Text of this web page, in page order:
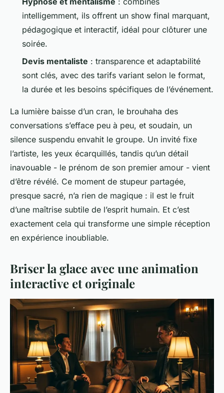
intelligemment, ils offrent un show final marquant,
pédagogique et interactif, idéal pour clôturer une
soirée.
Devis mentaliste : transparence et adaptabilité
sont clés, avec des tarifs variant selon le format,
la durée et les besoins spécifiques de l’événement.
La lumière baisse d’un cran, le brouhaha des
conversations s’efface peu à peu, et soudain, un
silence suspendu envahit le groupe. Un invité fixe
l’artiste, les yeux écarquillés, tandis qu’un détail
inavouable - le prénom de son premier amour - vient
d’être révélé. Ce moment de stupeur partagée,
presque sacré, n’a rien de magique : il est le fruit
d’une maîtrise subtile de l’esprit humain. Et c’est
exactement cela qui transforme une simple réception
en expérience inoubliable.
Briser la glace avec une animation
interactive et originale